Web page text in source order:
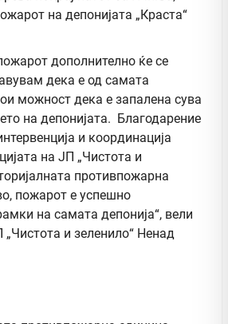
дополнително ќе се
дека е од самата
можност дека е запалена сува
на депонијата. Благодарение
и координација
на ЈП „Чистота и
противпожарна
пожарот е успешно
на самата депонија“, вели
и зеленило“ Ненад